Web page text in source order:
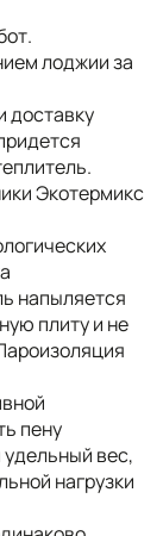
лоджии за
доставку
Экотермикс
напыляется
плиту и не
пену
вес,
нагрузки